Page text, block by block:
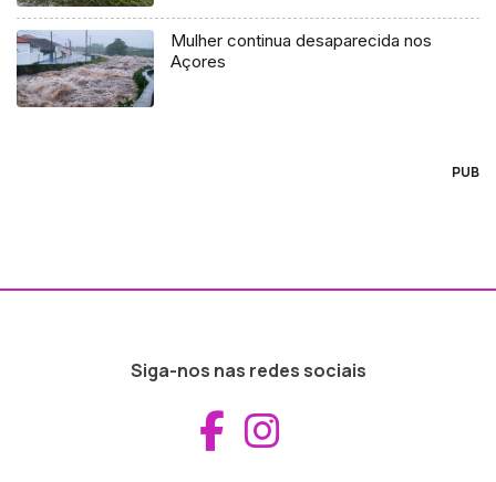
Mulher continua desaparecida nos
Açores
PUB
Siga-nos nas redes sociais
Aceder ao